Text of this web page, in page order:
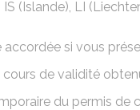
IS (Islande), LI
si vous
cours de validité
du permis de